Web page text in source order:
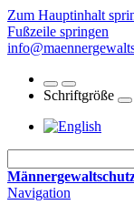
Zum Hauptinhalt
Fußzeile springen
Schriftgröße
Navigation